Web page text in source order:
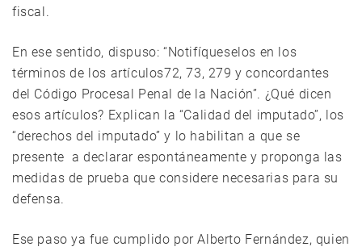
fiscal.
En ese sentido, dispuso: “Notifíqueselos en los
términos de los artículos72, 73, 279 y concordantes
del Código Procesal Penal de la Nación”. ¿Qué dicen
esos artículos? Explican la “Calidad del imputado”, los
“derechos del imputado” y lo habilitan a que se
presente a declarar espontáneamente y proponga las
medidas de prueba que considere necesarias para su
defensa.
Ese paso ya fue cumplido por Alberto Fernández, quien